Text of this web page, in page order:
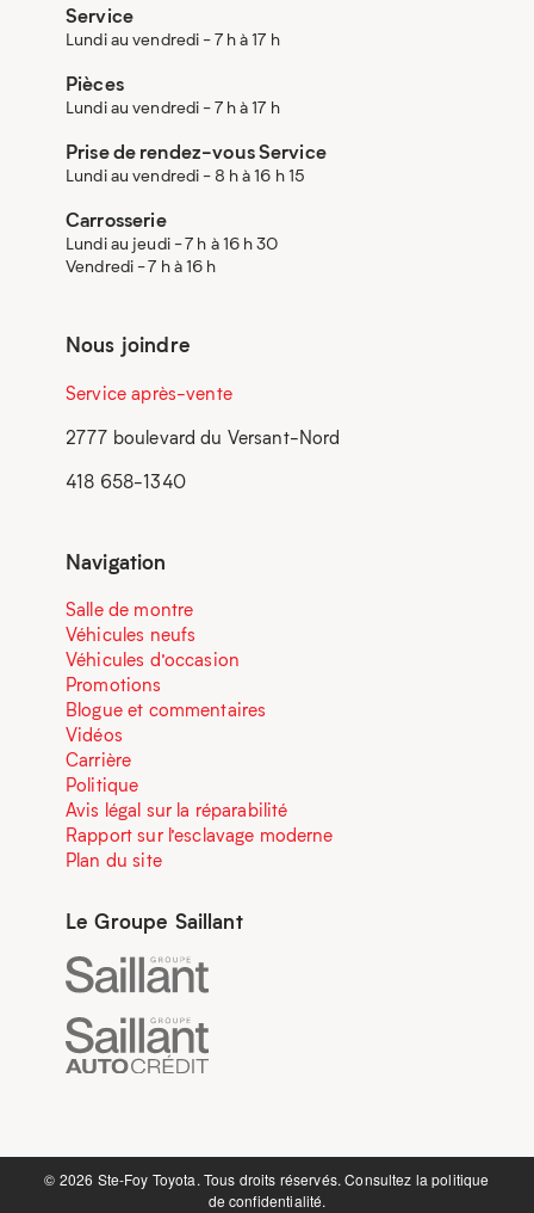
Service
Lundi au vendredi - 7 h à 17 h
Pièces
Lundi au vendredi - 7 h à 17 h
Prise de rendez-vous Service
Lundi au vendredi - 8 h à 16 h 15
Carrosserie
Lundi au jeudi - 7 h à 16 h 30
Vendredi - 7 h à 16 h
Nous joindre
Service après-vente
2777 boulevard du Versant-Nord
418 658-1340
Navigation
Salle de montre
Véhicules neufs
Véhicules d’occasion
Promotions
Blogue et commentaires
Vidéos
Carrière
Politique
Avis légal sur la réparabilité
Rapport sur l’esclavage moderne
Plan du site
Le Groupe Saillant
©️ 2026 Ste-Foy Toyota. Tous droits réservés. Consultez lapolitique
de confidentialité.